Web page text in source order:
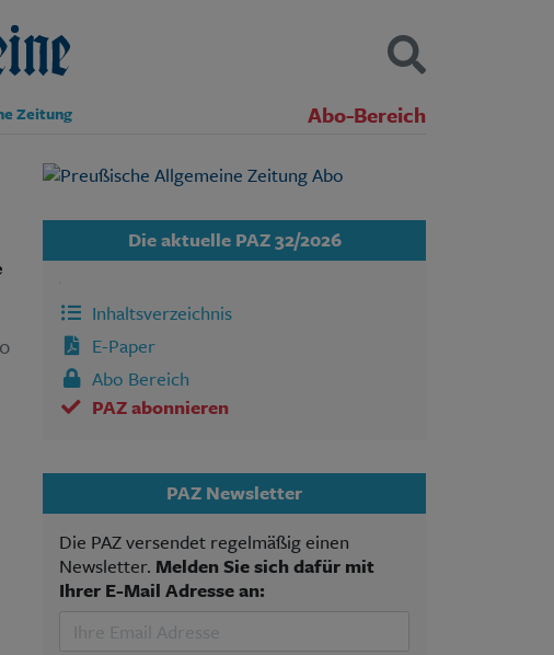
Zeitung Abo-Bereich
Kontakt
Datenschutz
SUCHEN
Die aktuelle PAZ 32/2026
Inhaltsverzeichnis
E-Paper
Abo Bereich
PAZ abonnieren
PAZ Newsletter
Die PAZ versendet regelmäßig einen
Newsletter. Melden Sie sich dafür mit
Ihrer E-Mail Adresse an: